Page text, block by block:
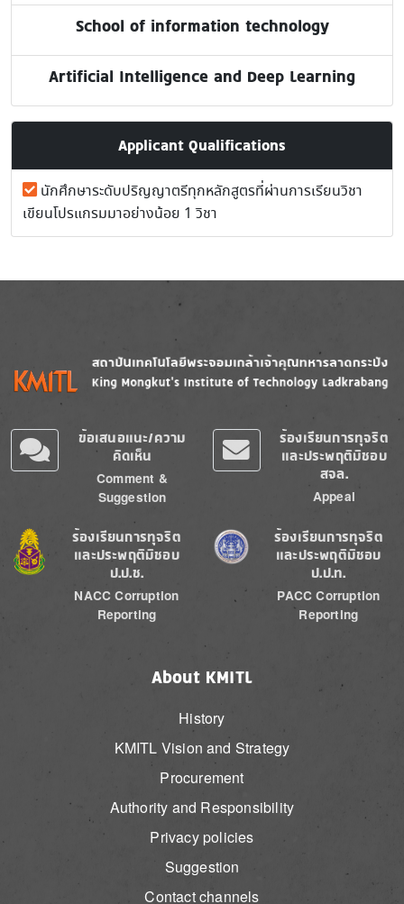
School of information technology
Artificial Intelligence and Deep Learning
Applicant Qualifications
นักศึกษาระดับปริญญาตรีทุกหลักสูตรที่ผ่านการเรียนวิชา
เขียนโปรแกรมมาอย่างน้อย 1 วิชา
Image
ข้อเสนอแนะ/ความ
คิดเห็น
Comment &
Suggestion
ร้องเรียนการทุจริต
และประพฤติมิชอบ
สจล.
Appeal
Image
ร้องเรียนการทุจริต
และประพฤติมิชอบ
ป.ป.ช.
NACC Corruption
Reporting
Image
ร้องเรียนการทุจริต
และประพฤติมิชอบ
ป.ป.ท.
PACC Corruption
Reporting
About KMITL
History
KMITL Vision and Strategy
Procurement
Authority and Responsibility
Privacy policies
Suggestion
Contact channels